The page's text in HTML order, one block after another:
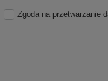
Zgoda na przetwarzanie